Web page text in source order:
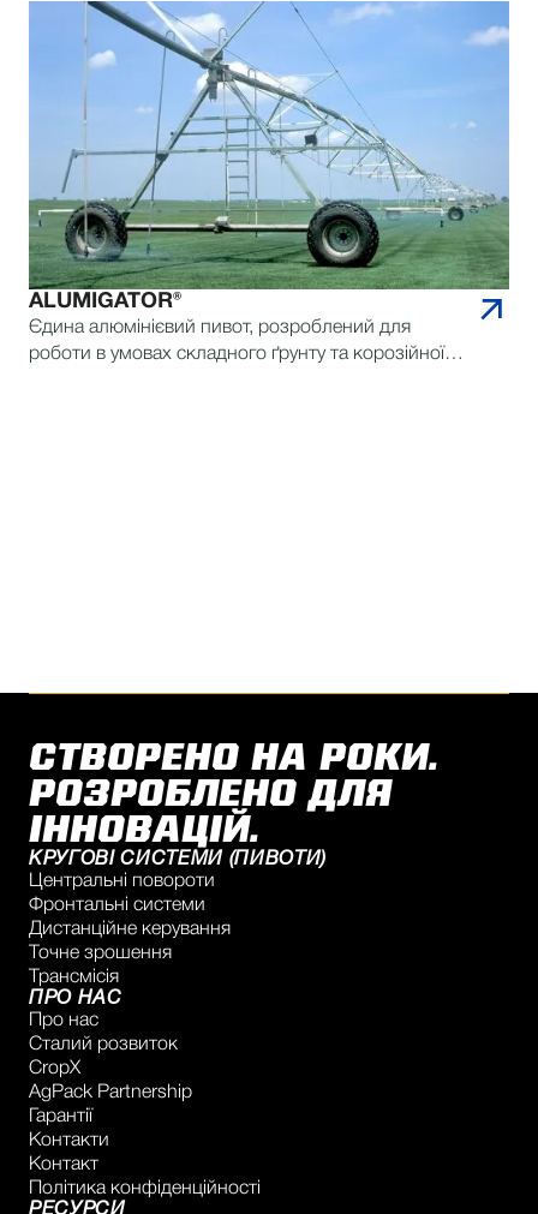
ALUMIGATOR®
Єдина алюмінієвий пивот, розроблений для
роботи в умовах складного ґрунту та корозійної
СТВОРЕНО НА РОКИ.
РОЗРОБЛЕНО ДЛЯ
ІННОВАЦІЙ.
КРУГОВІ СИСТЕМИ (ПИВОТИ)
Центральні повороти
Фронтальні системи
Дистанційне керування
Точне зрошення
Трансмісія
ПРО НАС
Про нас
Сталий розвиток
CropX
AgPack Partnership
Гарантії
Контакти
Контакт
Політика конфіденційності
РЕСУРСИ